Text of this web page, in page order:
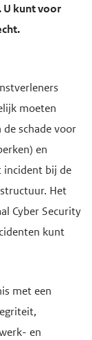
kunt voor
moeten
de schade voor
en
incident bij de
. Het
Cyber Security
kunt
met een
en